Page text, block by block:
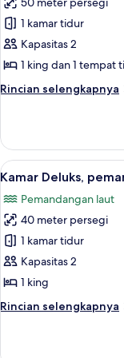
untuk
Kamar
Deluks,
teras,
laut
1 kamar tidur
Kapasitas 2
1 king dan 1 tempat
Rincian selengkapnya
Rincian
Kamar
Deluks,
teras,
laut
(Grand)
Lihat
semua
foto
untuk
Kamar
Deluks,
pemandangan
7
Kamar Deluks,
Pemandangan laut
40 meter persegi
1 kamar tidur
Kapasitas 2
1 king
Rincian selengkapnya
Rincian